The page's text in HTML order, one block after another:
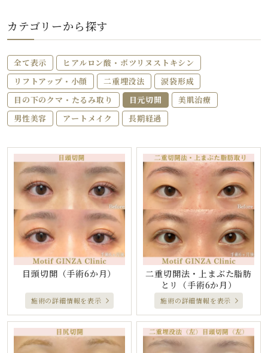
カテゴリーから探す
全て表示
ヒアルロン酸・ボツリヌストキシン
リフトアップ・小顔
二重埋没法
涙袋形成
目の下のクマ・たるみ取り
目元切開
美肌治療
男性美容
アートメイク 長期経過
目頭切開 （手術6か月）
施術の詳細情報を表示
二重切開法・上まぶた脂肪
とリ
（手術6か月）
施術の詳細情報を表示